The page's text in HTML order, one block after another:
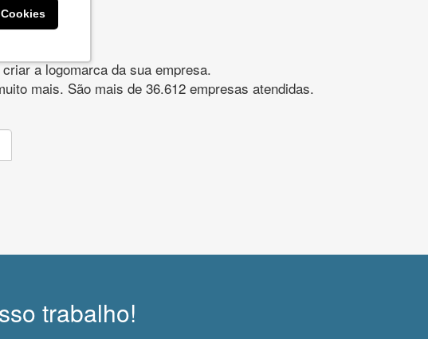
a logomarca da sua empresa.
mais. São mais de 36.612 empresas atendidas.
trabalho!